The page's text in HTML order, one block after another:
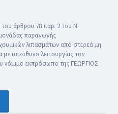
άρθρου 78 παρ. 2 του Ν.
παραγωγής
λιπασμάτων από στερεά μη
με υπεύθυνο λειτουργίας τον
νόμιμο εκπρόσωπο της ΓΕΩΡΓΙΟΣ